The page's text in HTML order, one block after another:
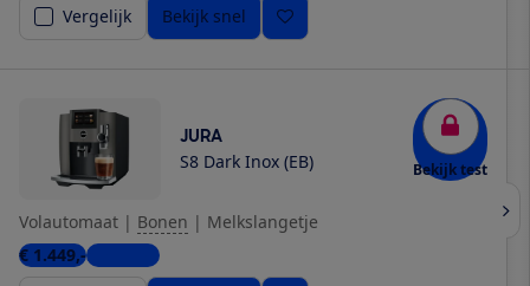
Vergelijk
Bekijk snel
JURA
S8 Dark Inox (EB) Bekijk test
Volautomaat | Bonen | Melkslangetje
€ 1.449,-5 winkels